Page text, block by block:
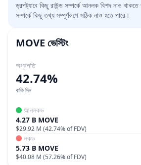
ড্রপট্যাবে কিছু রাউন্ড সম্পর্কে আনলক বিশদ নাও থাকতে
সম্পর্কে কিছু তথ্য সম্পূর্ণরূপে সঠিক নাও হতে পারে।
MOVE ভেস্টিং
অগ্রগতি
42.74%
বাকি দিন
আনলকড
4.27 B MOVE
$29.92 M (42.74%of FDV)
লকড
5.73 B MOVE
$40.08 M (57.26%of FDV)